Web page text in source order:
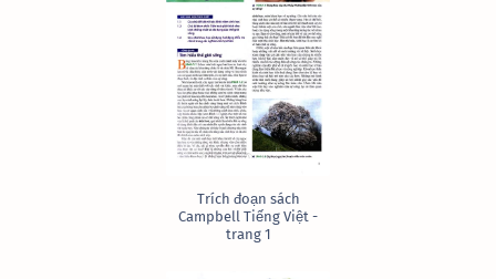
Trích đoạn sách
Campbell Tiếng Việt -
trang 1